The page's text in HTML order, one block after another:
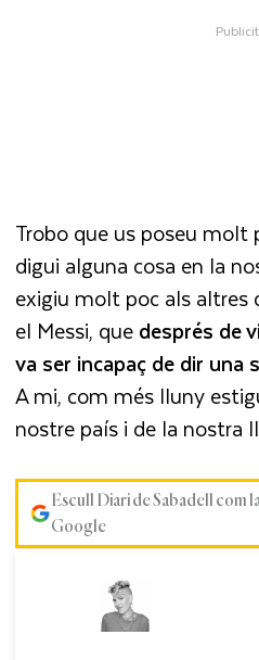
Trobo que us poseu
digui alguna cosa en la
exigiu molt poc als altres
el Messi, quedesprés de
va ser incapaç de dir una
A mi, com més lluny
nostre país i de la nostra
Escull Diari de Sabadell com
Google